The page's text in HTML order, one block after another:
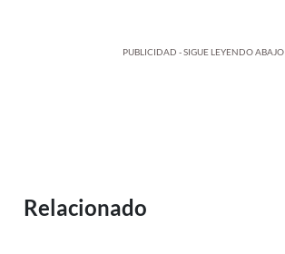
PUBLICIDAD - SIGUE LEYENDO ABAJO
Relacionado